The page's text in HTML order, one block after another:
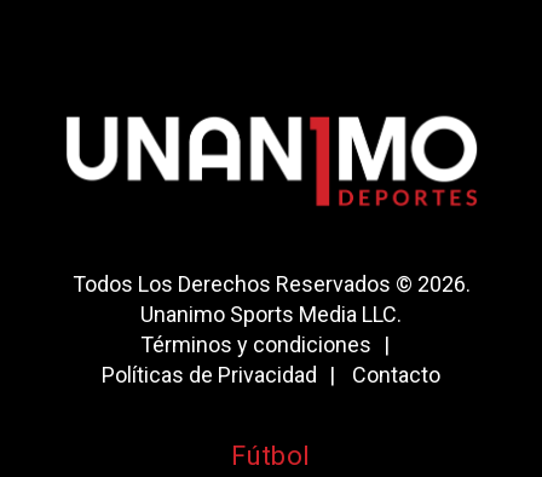
Todos Los Derechos Reservados © 2026.
Unanimo Sports Media LLC.
Términos y condiciones
Políticas de Privacidad
Contacto
Fútbol